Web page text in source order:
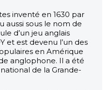
inventé en 1630 par
aussi sous le nom de
d’un jeu anglais
et est devenu l’un des
en Amérique
anglophone. Il a été
de la Grande-